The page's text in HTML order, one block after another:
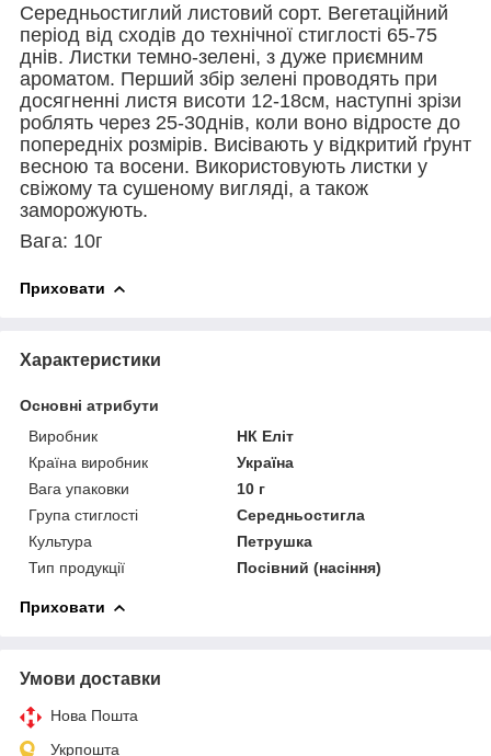
Середньостиглий листовий сорт. Вегетаційний
період від сходів до технічної стиглості 65-75
днів. Листки темно-зелені, з дуже приємним
ароматом. Перший збір зелені проводять при
досягненні листя висоти 12-18см, наступні зрізи
роблять через 25-30днів, коли воно відросте до
попередніх розмірів. Висівають у відкритий ґрунт
весною та восени. Використовують листки у
свіжому та сушеному вигляді, а також
заморожують.
Вага: 10г
Приховати
Характеристики
Основні атрибути
Виробник
НК Еліт
Країна виробник
Україна
Вага упаковки
10 г
Група стиглості
Середньостигла
Культура
Петрушка
Тип продукції
Посівний (насіння)
Приховати
Умови доставки
Нова Пошта
Укрпошта